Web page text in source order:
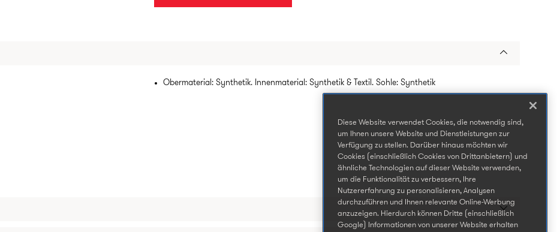
Obermaterial: Synthetik. Innenmaterial: Synthetik & Textil. Sohle: Synthetik
Diese Website verwendet Cookies, die notwendig sind,
um Ihnen unsere Website und Dienstleistungen zur
Verfügung zu stellen. Darüber hinaus möchten wir
Cookies (einschließlich Cookies von Drittanbietern) und
ähnliche Technologien auf dieser Website verwenden,
um die Funktionalität zu verbessern, Ihre
Nutzererfahrung zu personalisieren, Analysen
durchzuführen und Ihnen relevante Online-Werbung
anzuzeigen. Hierdurch können Dritte (einschließlich
Google) Informationen von unserer Website erhalten